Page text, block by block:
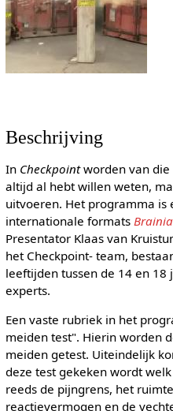
Beschrijving
In Checkpointworden van die
altijd al hebt willen weten,
uitvoeren. Het programma is
internationale formats
Presentator Klaas van
het Checkpoint- team,
leeftijden tussen de 14 en 18
experts.
Een vaste rubriek in het
meiden test". Hierin worden
meiden getest. Uiteindelijk
deze test gekeken wordt
reeds de pijngrens, het
reactievermogen en de